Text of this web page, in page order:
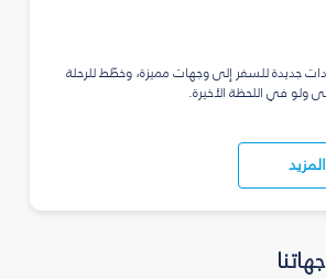
جديدة للسفر إلى وجهات مميزة، وخطّط للرحلة
ولو في اللحظة الأخيرة.